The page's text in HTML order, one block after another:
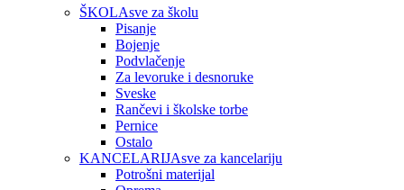
ŠKOLAsve za školu
Pisanje
Bojenje
Podvlačenje
Za levoruke i desnoruke
Sveske
Rančevi i školske torbe
Pernice
Ostalo
KANCELARIJAsve za kancelariju
Potrošni materijal